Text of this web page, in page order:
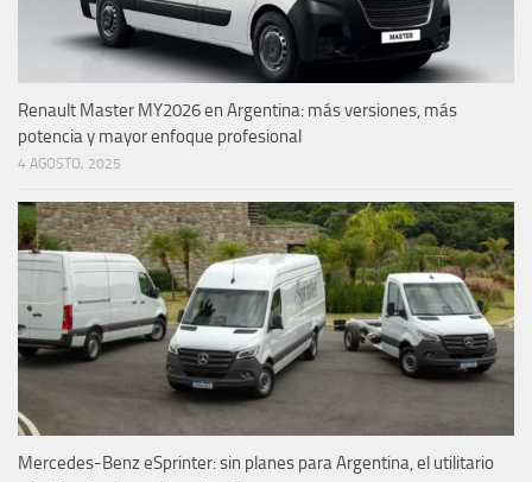
Renault Master MY2026 en Argentina: más versiones, más
potencia y mayor enfoque profesional
4 AGOSTO, 2025
Mercedes-Benz eSprinter: sin planes para Argentina, el utilitario